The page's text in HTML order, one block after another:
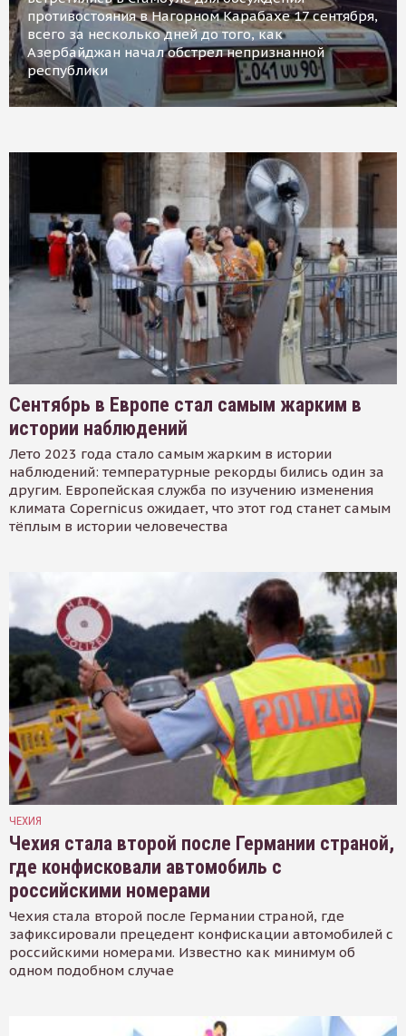
противостояния в Нагорном Карабахе 17 сентября,
всего за несколько дней до того, как
Азербайджан начал обстрел непризнанной
республики
Сентябрь в Европе стал самым жарким в
истории наблюдений
Лето 2023 года стало самым жарким в истории
наблюдений: температурные рекорды бились один за
другим. Европейская служба по изучению изменения
климата Copernicus ожидает, что этот год станет самым
тёплым в истории человечества
ЧЕХИЯ
Чехия стала второй после Германии страной,
где конфисковали автомобиль с
российскими номерами
Чехия стала второй после Германии страной, где
зафиксировали прецедент конфискации автомобилей с
российскими номерами. Известно как минимум об
одном подобном случае